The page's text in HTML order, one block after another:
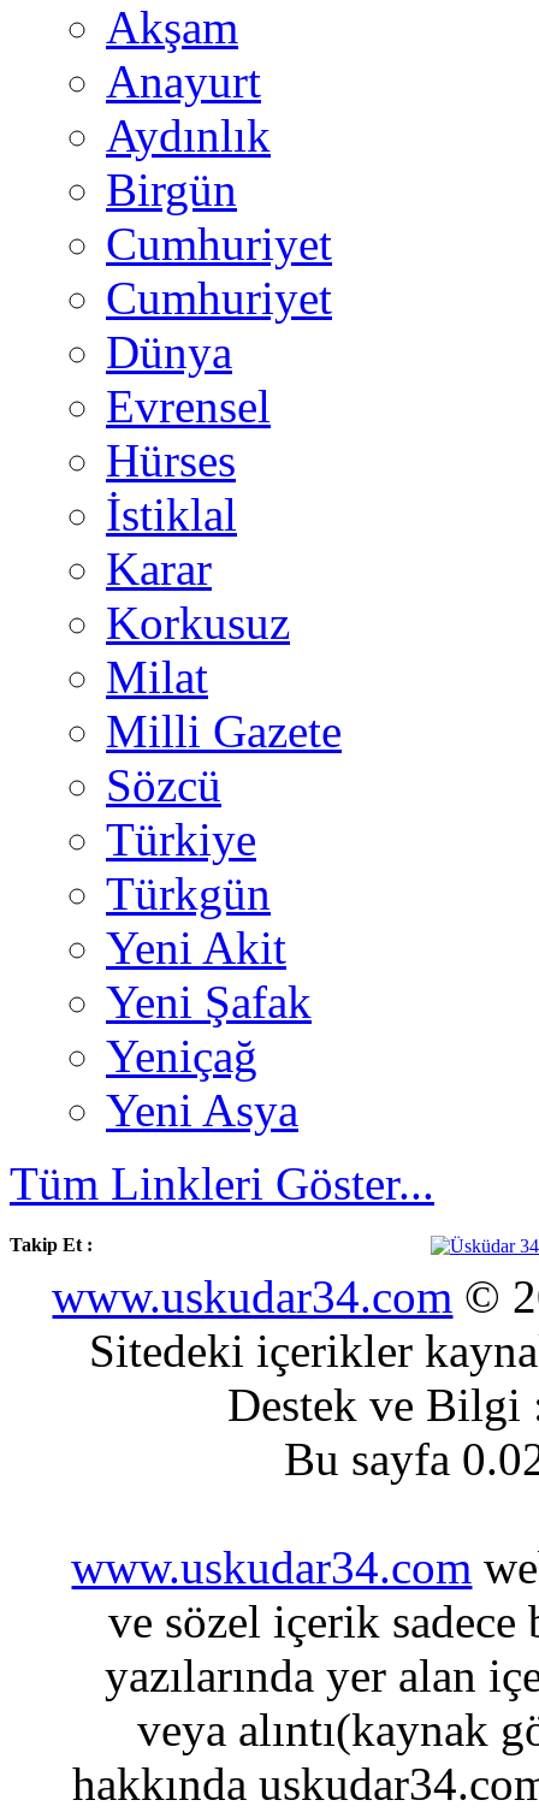
Akşam
Anayurt
Aydınlık
Birgün
Cumhuriyet
Cumhuriyet
Dünya
Evrensel
Hürses
İstiklal
Karar
Korkusuz
Milat
Milli Gazete
Sözcü
Türkiye
Türkgün
Yeni Akit
Yeni Şafak
Yeniçağ
Yeni Asya
Tüm Linkleri Göster...
Takip Et :
www.uskudar34.com ©
Sitedeki içerikler
Destek ve
Bu sayfa
www.uskudar34.com
ve sözel içerik sadece
yazılarında yer alan
veya alıntı(kaynak
hakkında